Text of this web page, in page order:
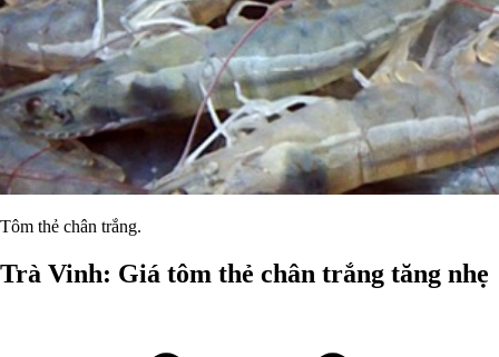
Tôm thẻ chân trắng.
Trà Vinh: Giá tôm thẻ chân trắng tăng nhẹ